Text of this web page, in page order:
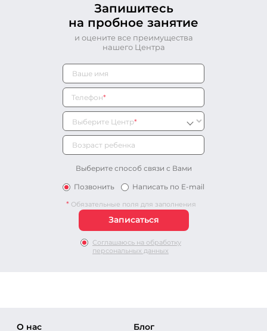
Запишитесь
на пробное занятие
и оцените все преимущества
нашего Центра
Телефон*
Выберите Центр*
Выберите способ связи с Вами
Позвонить
Написать по E-mail
* Обязательные поля для заполнения
Соглашаюсь на обработку
персональных данных
О нас Блог